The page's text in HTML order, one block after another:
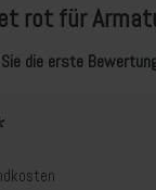
rot für
Sie die erste